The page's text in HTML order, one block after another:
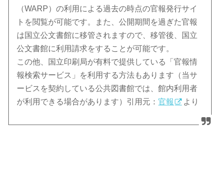
（WARP）の利用による過去の時点の官報発行サイ
トを閲覧が可能です。また、公開期間を過ぎた官報
は国立公文書館に移管されますので、移管後、国立
公文書館に利用請求をすることが可能です。
この他、国立印刷局が有料で提供している「官報情
報検索サービス」を利用する方法もあります（当サ
ービスを契約している公共図書館では、館内利用者
が利用できる場合があります）引用元：官報 より